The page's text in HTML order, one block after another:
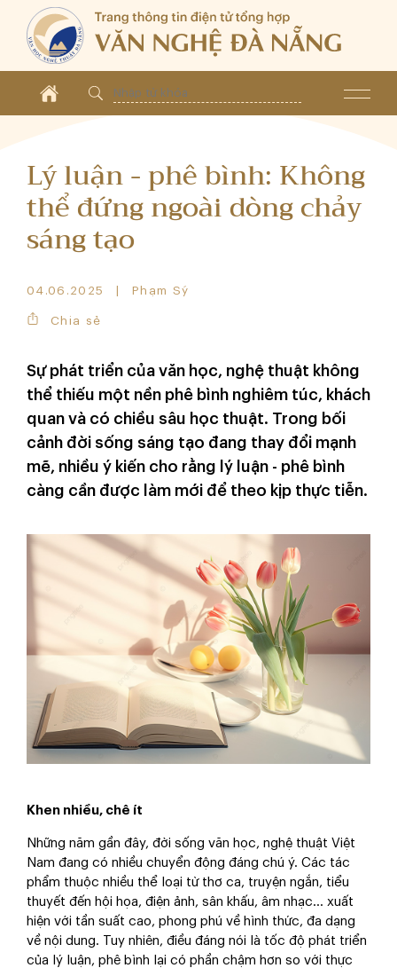
Lý luận - phê bình: Không
thể đứng ngoài dòng chảy
sáng tạo
04.06.2025 Phạm Sỹ
Chia sẻ
Sự phát triển của văn học, nghệ thuật không
thể thiếu một nền phê bình nghiêm túc, khách
quan và có chiều sâu học thuật. Trong bối
cảnh đời sống sáng tạo đang thay đổi mạnh
mẽ, nhiều ý kiến cho rằng lý luận - phê bình
càng cần được làm mới để theo kịp thực tiễn.
Khen nhiều, chê ít
Những năm gần đây, đời sống văn học, nghệ thuật Việt
Nam đang có nhiều chuyển động đáng chú ý. Các tác
phẩm thuộc nhiều thể loại từ thơ ca, truyện ngắn, tiểu
thuyết đến hội họa, điện ảnh, sân khấu, âm nhạc… xuất
hiện với tần suất cao, phong phú về hình thức, đa dạng
về nội dung. Tuy nhiên, điều đáng nói là tốc độ phát triển
của lý luận, phê bình lại có phần chậm hơn so với thực